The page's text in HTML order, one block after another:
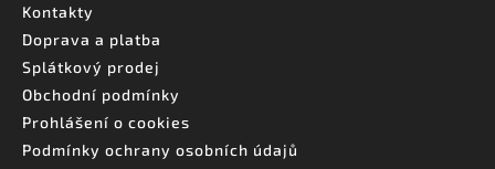
Kontakty
Doprava a platba
Splátkový prodej
Obchodní podmínky
Prohlášení o cookies
Podmínky ochrany osobních údajů